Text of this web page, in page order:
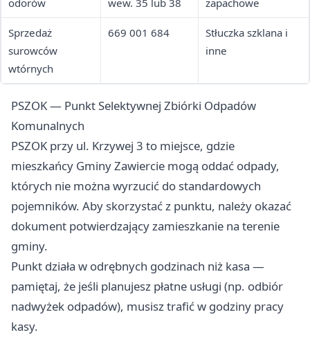
odorów
wew. 35 lub 38
zapachowe
Sprzedaż
surowców
wtórnych
669 001 684
Stłuczka szklana i
inne
PSZOK — Punkt Selektywnej Zbiórki Odpadów
Komunalnych
PSZOK przy ul. Krzywej 3 to miejsce, gdzie
mieszkańcy Gminy Zawiercie mogą oddać odpady,
których nie można wyrzucić do standardowych
pojemników. Aby skorzystać z punktu, należy okazać
dokument potwierdzający zamieszkanie na terenie
gminy.
Punkt działa w odrębnych godzinach niż kasa —
pamiętaj, że jeśli planujesz płatne usługi (np. odbiór
nadwyżek odpadów), musisz trafić w godziny pracy
kasy.